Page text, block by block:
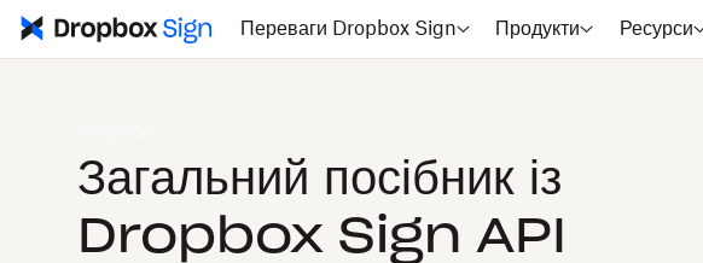
Переваги Dropbox Sign Продукти Ресурси
Загальний посібник із
Dropbox Sign API